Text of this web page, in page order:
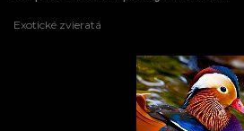
Exotické zvieratá